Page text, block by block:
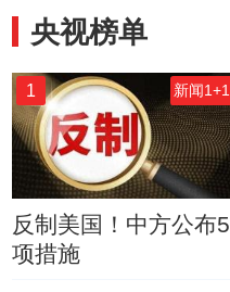
央视榜单
1 新闻1+1
反制美国！中方公布5
项措施